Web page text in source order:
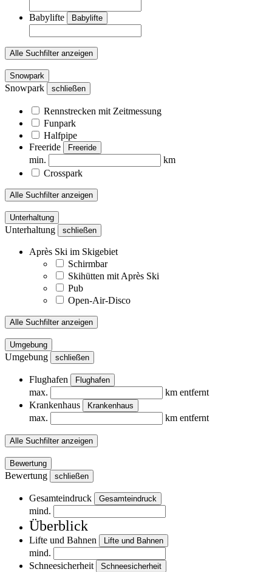
Babylifte Babylifte
Alle Suchfilter anzeigen
Snowpark
Snowpark schließen
Rennstrecken mit Zeitmessung
Funpark
Halfpipe
Freeride
Freeride
min.
km
Crosspark
Alle Suchfilter anzeigen
Unterhaltung
Unterhaltung schließen
Après Ski im Skigebiet
Schirmbar
Skihütten mit Après Ski
Pub
Open-Air-Disco
Alle Suchfilter anzeigen
Umgebung
Umgebung schließen
Flughafen Flughafen
max.
km entfernt
Krankenhaus
Krankenhaus
max. km entfernt
Alle Suchfilter anzeigen
Bewertung
Bewertung schließen
Gesamteindruck Gesamteindruck
mind.
Überblick
Lifte und Bahnen Lifte und Bahnen
mind.
Schneesicherheit
Schneesicherheit